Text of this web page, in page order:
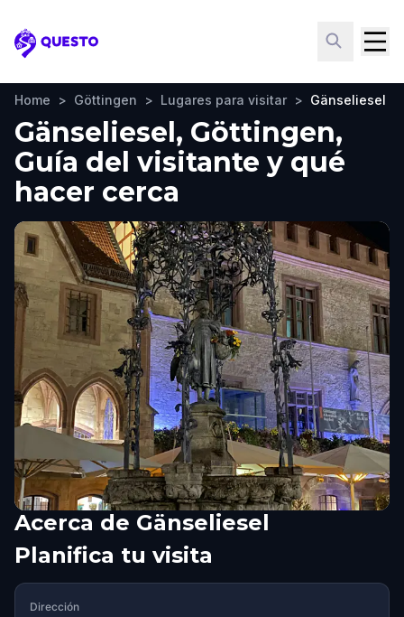
Questo
Home > Göttingen > Lugares para visitar > Gänseliesel
Gänseliesel, Göttingen,
Guía del visitante y qué
hacer cerca
Acerca de Gänseliesel
Planifica tu visita
Dirección